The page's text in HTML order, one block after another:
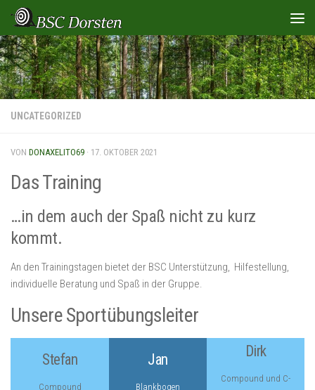
Zum Inhalt springen
UNCATEGORIZED
VON DONAXELITO69 · 17. OKTOBER 2021
Das Training
…in dem auch der Spaß nicht zu kurz
kommt.
An den Trainingstagen bietet der BSC Unterstützung, Hilfestellung,
individuelle Beratung und Spaß in der Gruppe.
Unsere Sportübungsleiter
Stefan
Compound
Jan
Blankbogen
Dirk
Compound und C-